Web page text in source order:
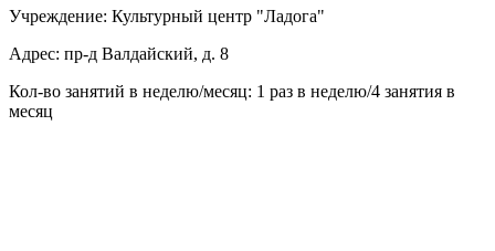
Учреждение: Культурный центр "Ладога"
Адрес: пр-д Валдайский, д. 8
Кол-во занятий в неделю/месяц: 1 раз в неделю/4 занятия в
месяц